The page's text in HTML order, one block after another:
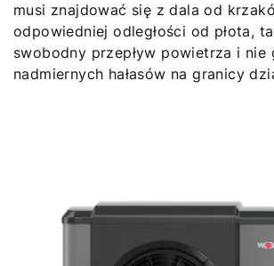
musi znajdować się z dala od
odpowiedniej odległości od płota,
swobodny przepływ powietrza i nie
nadmiernych hałasów na granicy